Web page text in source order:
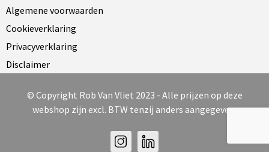
Algemene voorwaarden
Cookieverklaring
Privacyverklaring
Disclaimer
© Copyright Rob Van Vliet 2023 - Alle prijzen op deze
webshop zijn excl. BTW tenzij anders aangegeven.